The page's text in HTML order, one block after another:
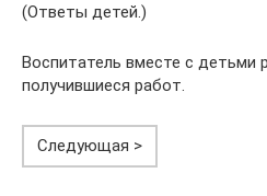
(Ответы детей.)
Воспитатель вместе с детьми
получившиеся работ.
Следующая >